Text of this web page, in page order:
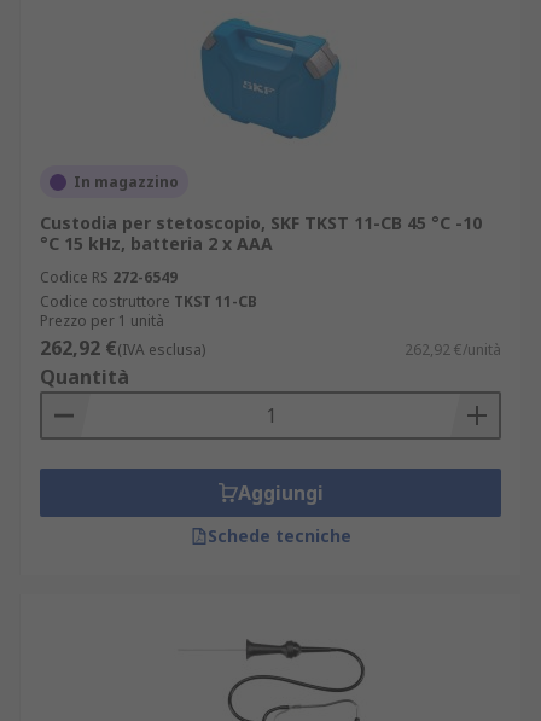
In magazzino
Custodia per stetoscopio, SKF TKST 11-CB 45 °C -10
°C 15 kHz, batteria 2 x AAA
Codice RS 272-6549
Codice costruttore TKST 11-CB
Prezzo per 1 unità
262,92 €(IVA esclusa) 262,92 €/unità
Quantità
Aggiungi
Schede tecniche